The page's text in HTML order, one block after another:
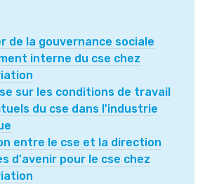
de la gouvernance sociale
interne du cse chez
sur les conditions de travail
du cse dans l'industrie
entre le cse et la direction
d'avenir pour le cse chez